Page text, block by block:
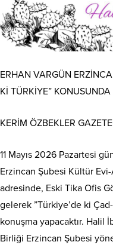
ERHAN VARGÜN
Kİ TÜRKİYE”
KERİM ÖZBEKLER
11 Mayıs 2026 Pazartesi
Erzincan Şubesi Kültür
adresinde, Eski Tika Ofis
gelerek ”Türkiye’de ki
konuşma yapacaktır. Halil
Birliği Erzincan Şubesi